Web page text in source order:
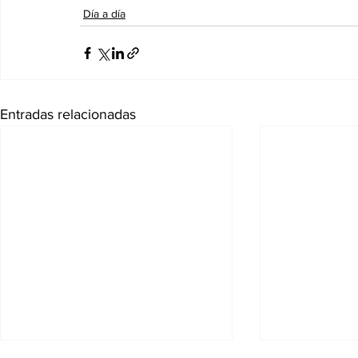
Día a día
Entradas relacionadas